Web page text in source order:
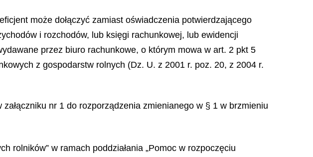
może dołączyć zamiast oświadczenia potwierdzającego
i rozchodów, lub księgi rachunkowej, lub ewidencji
przez biuro rachunkowe, o którym mowa w art. 2 pkt 5
z gospodarstw rolnych (Dz. U. z 2001 r. poz. 20, z 2004 r.
nr 1 do rozporządzenia zmienianego w § 1 w brzmieniu
rolników” w ramach poddziałania „Pomoc w rozpoczęciu